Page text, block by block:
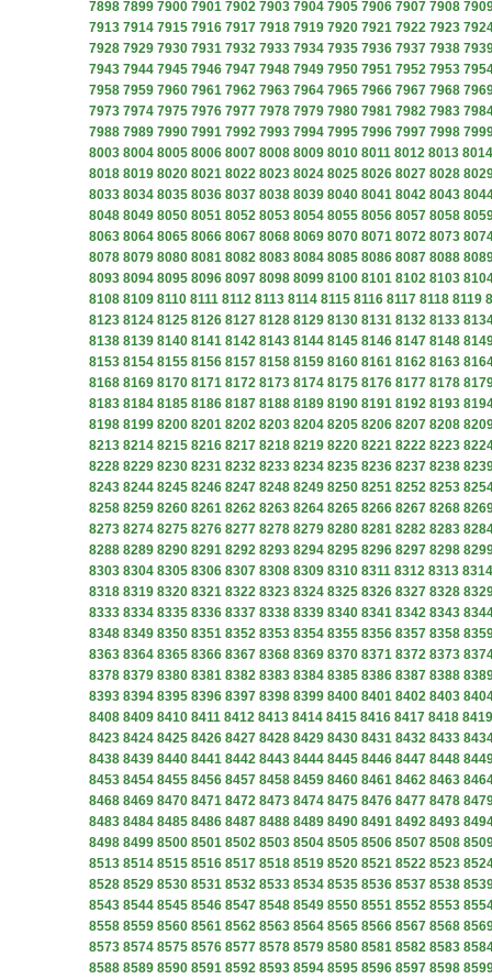
7898 7899 7900 7901 7902 7903 7904 7905 7906 7907 7908
7913 7914 7915 7916 7917 7918 7919 7920 7921 7922 7923
7928 7929 7930 7931 7932 7933 7934 7935 7936 7937 7938
7943 7944 7945 7946 7947 7948 7949 7950 7951 7952 7953
7958 7959 7960 7961 7962 7963 7964 7965 7966 7967 7968
7973 7974 7975 7976 7977 7978 7979 7980 7981 7982 7983
7988 7989 7990 7991 7992 7993 7994 7995 7996 7997 7998
8003 8004 8005 8006 8007 8008 8009 8010 8011 8012 8013 8014
8018 8019 8020 8021 8022 8023 8024 8025 8026 8027 8028
8033 8034 8035 8036 8037 8038 8039 8040 8041 8042 8043
8048 8049 8050 8051 8052 8053 8054 8055 8056 8057 8058
8063 8064 8065 8066 8067 8068 8069 8070 8071 8072 8073
8078 8079 8080 8081 8082 8083 8084 8085 8086 8087 8088
8093 8094 8095 8096 8097 8098 8099 8100 8101 8102 8103
8108 8109 8110 8111 8112 8113 8114 8115 8116 8117 8118 8119
8123 8124 8125 8126 8127 8128 8129 8130 8131 8132 8133
8138 8139 8140 8141 8142 8143 8144 8145 8146 8147 8148
8153 8154 8155 8156 8157 8158 8159 8160 8161 8162 8163
8168 8169 8170 8171 8172 8173 8174 8175 8176 8177 8178
8183 8184 8185 8186 8187 8188 8189 8190 8191 8192 8193
8198 8199 8200 8201 8202 8203 8204 8205 8206 8207 8208
8213 8214 8215 8216 8217 8218 8219 8220 8221 8222 8223
8228 8229 8230 8231 8232 8233 8234 8235 8236 8237 8238
8243 8244 8245 8246 8247 8248 8249 8250 8251 8252 8253
8258 8259 8260 8261 8262 8263 8264 8265 8266 8267 8268
8273 8274 8275 8276 8277 8278 8279 8280 8281 8282 8283
8288 8289 8290 8291 8292 8293 8294 8295 8296 8297 8298
8303 8304 8305 8306 8307 8308 8309 8310 8311 8312 8313 8314
8318 8319 8320 8321 8322 8323 8324 8325 8326 8327 8328
8333 8334 8335 8336 8337 8338 8339 8340 8341 8342 8343
8348 8349 8350 8351 8352 8353 8354 8355 8356 8357 8358
8363 8364 8365 8366 8367 8368 8369 8370 8371 8372 8373
8378 8379 8380 8381 8382 8383 8384 8385 8386 8387 8388
8393 8394 8395 8396 8397 8398 8399 8400 8401 8402 8403
8408 8409 8410 8411 8412 8413 8414 8415 8416 8417 8418 8419
8423 8424 8425 8426 8427 8428 8429 8430 8431 8432 8433
8438 8439 8440 8441 8442 8443 8444 8445 8446 8447 8448
8453 8454 8455 8456 8457 8458 8459 8460 8461 8462 8463
8468 8469 8470 8471 8472 8473 8474 8475 8476 8477 8478
8483 8484 8485 8486 8487 8488 8489 8490 8491 8492 8493
8498 8499 8500 8501 8502 8503 8504 8505 8506 8507 8508
8513 8514 8515 8516 8517 8518 8519 8520 8521 8522 8523
8528 8529 8530 8531 8532 8533 8534 8535 8536 8537 8538
8543 8544 8545 8546 8547 8548 8549 8550 8551 8552 8553
8558 8559 8560 8561 8562 8563 8564 8565 8566 8567 8568
8573 8574 8575 8576 8577 8578 8579 8580 8581 8582 8583
8588 8589 8590 8591 8592 8593 8594 8595 8596 8597 8598